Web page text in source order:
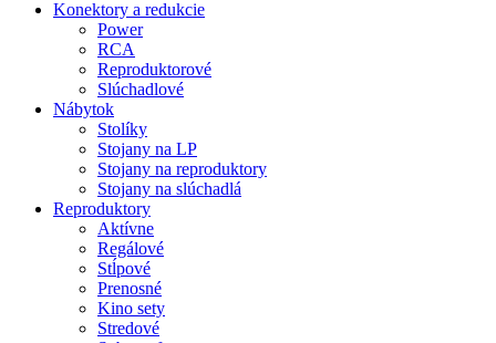
Konektory a redukcie
Power
RCA
Reproduktorové
Slúchadlové
Nábytok
Stolíky
Stojany na LP
Stojany na reproduktory
Stojany na slúchadlá
Reproduktory
Aktívne
Regálové
Stĺpové
Prenosné
Kino sety
Stredové